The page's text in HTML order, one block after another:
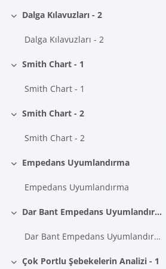
Daralt
Dalga Kılavuzları - 2
Dalga Kılavuzları - 2
Daralt
Smith Chart - 1
Smith Chart - 1
Daralt
Smith Chart - 2
Smith Chart - 2
Daralt
Empedans Uyumlandırma
Empedans Uyumlandırma
Daralt
Dar Bant Empedans Uyumlandırma
Dar Bant Empedans Uyumlandırma
Çok Portlu Şebekelerin Analizi - 1